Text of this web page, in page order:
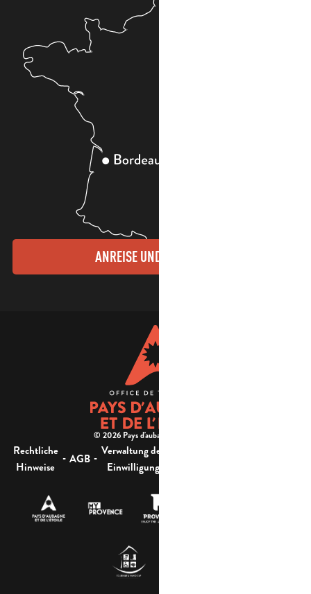
ANREISE UND KONTAKTE
© 2026 Pays d'aubagne et de l'étoile -
Rechtliche
Hinweise
- AGB - Verwaltung der
Einwilligung